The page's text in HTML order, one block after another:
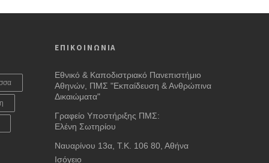
ΕΠΙΚΟΙΝΩΝΙΑ
Εθνικό & Καποδιστριακό Πανεπιστήμιο
Αθηνών, ΠΜΣ "Εκπαίδευση & Ανθρώπινα
Δικαιώματα"
Γραφείο Υποστήριξης ΠΜΣ:
Ελένη Σωτηρίου
Ναυαρίνου 13α, Τ.Κ. 106 80, Αθήνα
Ισόγειο